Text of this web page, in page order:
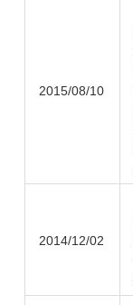
2015/08/10
2014/12/02